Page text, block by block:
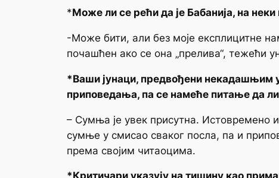
*Може ли се рећи да је Бабанија, на
-Може бити, али без моје експлицитне
почашћен ако се она „прелива“, тежећи
*Ваши јунаци, предвођени некадашњим
приповедања, па се намеће питање да
– Сумња је увек присутна. Истовремено
сумње у смисао сваког посла, па и
према својим читаоцима.